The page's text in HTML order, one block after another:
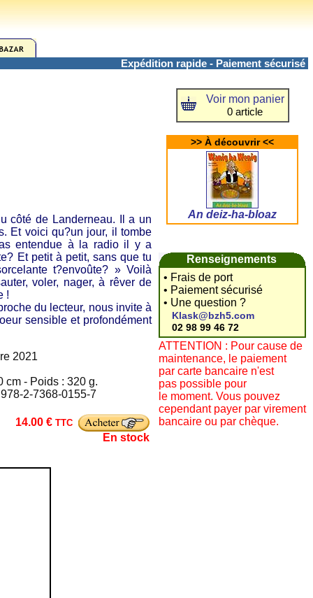
Expédition rapide - Paiement sécurisé
de Landerneau. Il a un
Et voici qu?un jour, il tombe
entendue à la radio il y a
Et petit à petit, sans que tu
t?envoûte? » Voilà
voler, nager, à rêver de
!
du lecteur, nous invite à
sensible et profondément
2021
cm - Poids : 320 g.
2-7368-0155-7
14.00 € TTC
En stock
Voir mon panier
0 article
>> À découvrir <<
An deiz-ha-bloaz
Renseignements
• Frais de port
• Paiement sécurisé
• Une question ?
Klask@bzh5.com
02 98 99 46 72
ATTENTION : Pour cause de
maintenance, le paiement
par carte bancaire n'est
pas possible pour
le moment. Vous pouvez
cependant payer par virement
bancaire ou par chèque.